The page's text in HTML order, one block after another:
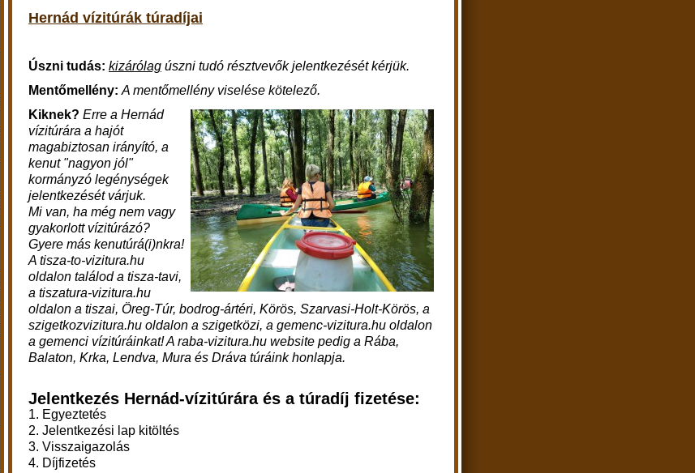
Hernád vízitúrák túradíjai
Úszni tudás: kizárólag úszni tudó résztvevők jelentkezését kérjük.
Mentőmellény: A mentőmellény viselése kötelező.
Kiknek? Erre a Hernád
vízitúrára a hajót
magabiztosan irányító, a
kenut "nagyon jól"
kormányzó legénységek
jelentkezését várjuk.
Mi van, ha még nem vagy
gyakorlott vízitúrázó?
Gyere más kenutúrá(i)nkra!
A tisza-to-vizitura.hu
oldalon találod a tisza-tavi,
a tiszatura-vizitura.hu
oldalon a tiszai, Öreg-Túr, bodrog-ártéri, Körös, Szarvasi-Holt-Körös, a
szigetkozvizitura.hu oldalon a szigetközi, a gemenc-vizitura.hu oldalon
a gemenci vízitúráinkat! A raba-vizitura.hu website pedig a Rába,
Balaton, Krka, Lendva, Mura és Dráva túráink honlapja.
Jelentkezés Hernád-vízitúrára és a túradíj fizetése:
1. Egyeztetés
2. Jelentkezési lap kitöltés
3. Visszaigazolás
4. Díjfizetés